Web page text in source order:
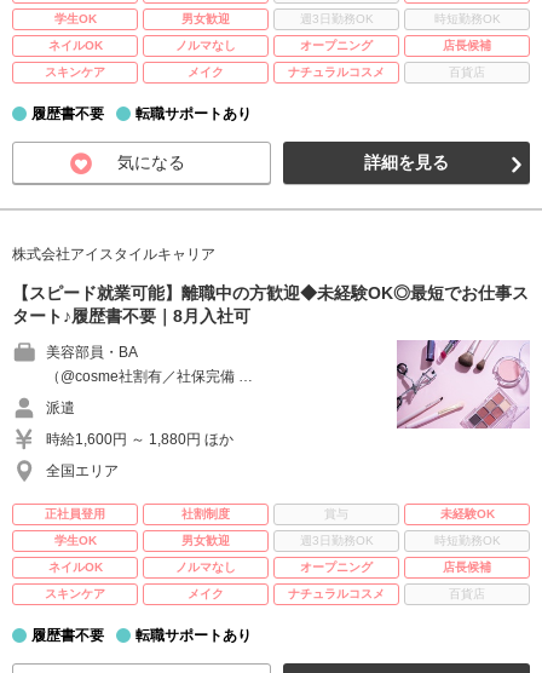
学生OK
男女歓迎 週3日勤務OK
時短勤務OK
ネイルOK
ノルマなし オープニング
店長候補
スキンケア
メイク ナチュラルコスメ 百貨店
履歴書不要 転職サポートあり
気になる 詳細を見る
株式会社アイスタイルキャリア
【スピード就業可能】離職中の方歓迎◆未経験OK◎最短でお仕事ス
タート♪履歴書不要｜8月入社可
美容部員・BA
（@cosme社割有／社保完備 …
派遣
時給1,600円 ～ 1,880円 ほか
全国エリア
正社員登用 社割制度 賞与
未経験OK
学生OK
男女歓迎 週3日勤務OK
時短勤務OK
ネイルOK
ノルマなし オープニング
店長候補
スキンケア
メイク ナチュラルコスメ 百貨店
履歴書不要 転職サポートあり